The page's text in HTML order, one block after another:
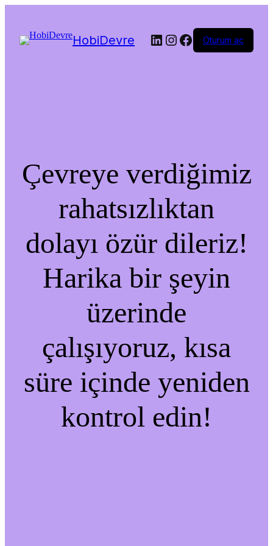
HobiDevre LinkedIn
Instagram
Facebook
Oturum aç
Çevreye verdiğimiz
rahatsızlıktan
dolayı özür dileriz!
Harika bir şeyin
üzerinde
çalışıyoruz, kısa
süre içinde yeniden
kontrol edin!